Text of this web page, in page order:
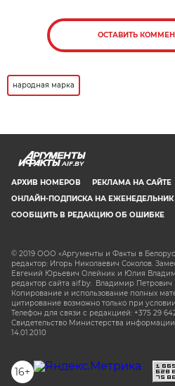
ОСТАВИТЬ
народная марка
AIF.BY
АРХИВ НОМЕРОВ РЕКЛАМА НА САЙТЕ
ОНЛАЙН-ПОДПИСКА НА
СООБЩИТЬ В РЕДАКЦИЮ ОБ ОШИБКЕ
© 2019 ООО «Аргументы и Факты в
редактор: Игорь Николаевич Соколов.
Евгений Юрьевич Олейник и Юлия
редактор сайта aif.by: Владимир
Копирование и использование полных
цитирование возможно только при
Телефон для связи с редакцией: +375 29
Свидетельство Министерства
14.01.2010
16+